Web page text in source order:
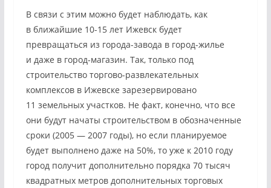
В связи с этим можно будет наблюдать, как
в ближайшие 10-15 лет Ижевск будет
превращаться из города-завода в город-жилье
и даже в город-магазин. Так, только под
строительство торгово-развлекательных
комплексов в Ижевске зарезервировано
11 земельных участков. Не факт, конечно, что все
они будут начаты строительством в обозначенные
сроки (2005 — 2007 годы), но если планируемое
будет выполнено даже на 50%, то уже к 2010 году
город получит дополнительно порядка 70 тысяч
квадратных метров дополнительных торговых